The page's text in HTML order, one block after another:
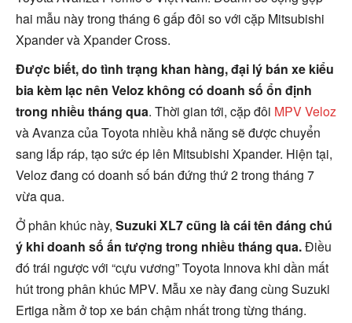
hai mẫu này trong tháng 6 gấp đôi so với cặp Mitsubishi
Xpander và Xpander Cross.
Được biết, do tình trạng khan hàng, đại lý bán xe kiểu
bia kèm lạc nên Veloz không có doanh số ổn định
trong nhiều tháng qua. Thời gian tới, cặp đôi MPV Veloz
và Avanza của Toyota nhiều khả năng sẽ được chuyển
sang lắp ráp, tạo sức ép lên Mitsubishi Xpander. Hiện tại,
Veloz đang có doanh số bán đứng thứ 2 trong tháng 7
vừa qua.
Ở phân khúc này, Suzuki XL7 cũng là cái tên đáng chú
ý khi doanh số ấn tượng trong nhiều tháng qua.Điều
đó trái ngược với “cựu vương” Toyota Innova khi dần mất
hút trong phân khúc MPV. Mẫu xe này đang cùng Suzuki
Ertiga nằm ở top xe bán chậm nhất trong từng tháng.